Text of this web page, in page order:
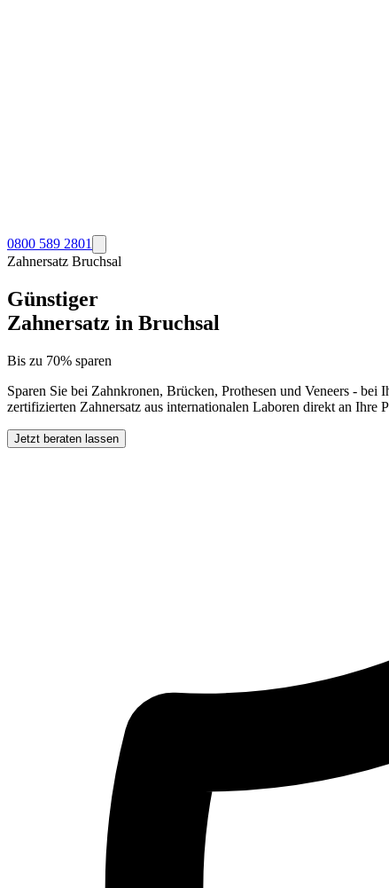
0800 589 2801
Zahnersatz Bruchsal
Günstiger
Zahnersatz in Bruchsal
Bis zu 70% sparen
Sparen Sie bei Zahnkronen, Brücken, Prothesen und Veneers - bei
zertifizierten Zahnersatz aus internationalen Laboren direkt an Ihre
Jetzt beraten lassen